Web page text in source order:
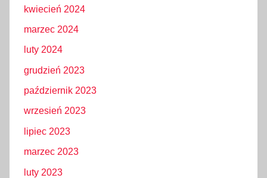
kwiecień 2024
marzec 2024
luty 2024
grudzień 2023
październik 2023
wrzesień 2023
lipiec 2023
marzec 2023
luty 2023